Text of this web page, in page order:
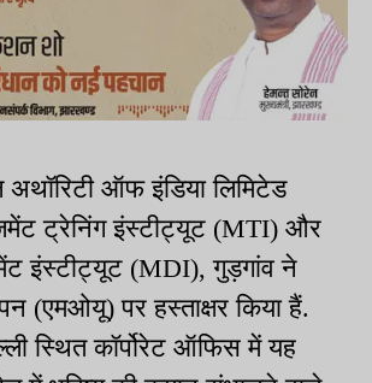
अथॉरिटी ऑफ इंडिया लिमिटेड
ट्रेनिंग इंस्टीट्यूट (MTI) और
इंस्टीट्यूट (MDI), गुड़गांव ने
(एमओयू) पर हस्ताक्षर किया हैं.
स्थित कॉर्पोरेट ऑफिस में यह